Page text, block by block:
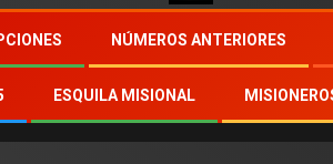
NÚMEROS ANTERIORES
ESQUILA MISIONAL